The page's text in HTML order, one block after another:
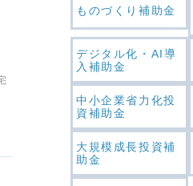
ものづくり補助金
デジタル化・AI導
入補助金
中小企業省力化投
資補助金
大規模成長投資補
助金